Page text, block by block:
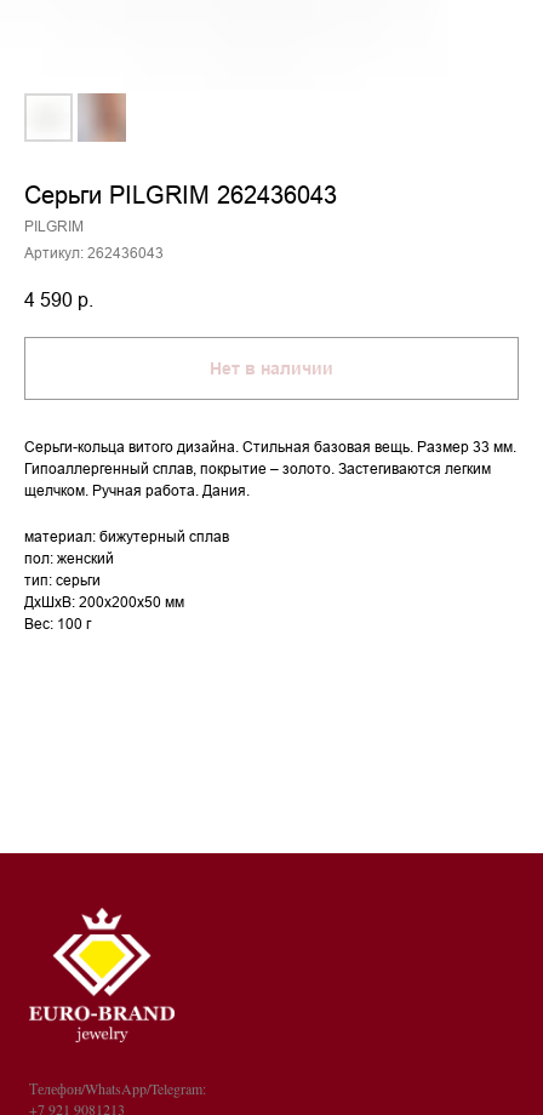
Серьги PILGRIM 262436043
PILGRIM
Артикул: 262436043
4 590 р.
Нет в наличии
Серьги-кольца витого дизайна. Стильная базовая вещь. Размер 33 мм.
Гипоаллергенный сплав, покрытие – золото. Застегиваются легким
щелчком. Ручная работа. Дания.
материал: бижутерный сплав
пол: женский
тип: серьги
ДxШxВ: 200x200x50 мм
Вес: 100 г
Телефон/WhatsApp/Telegram:
+7 921 9081213